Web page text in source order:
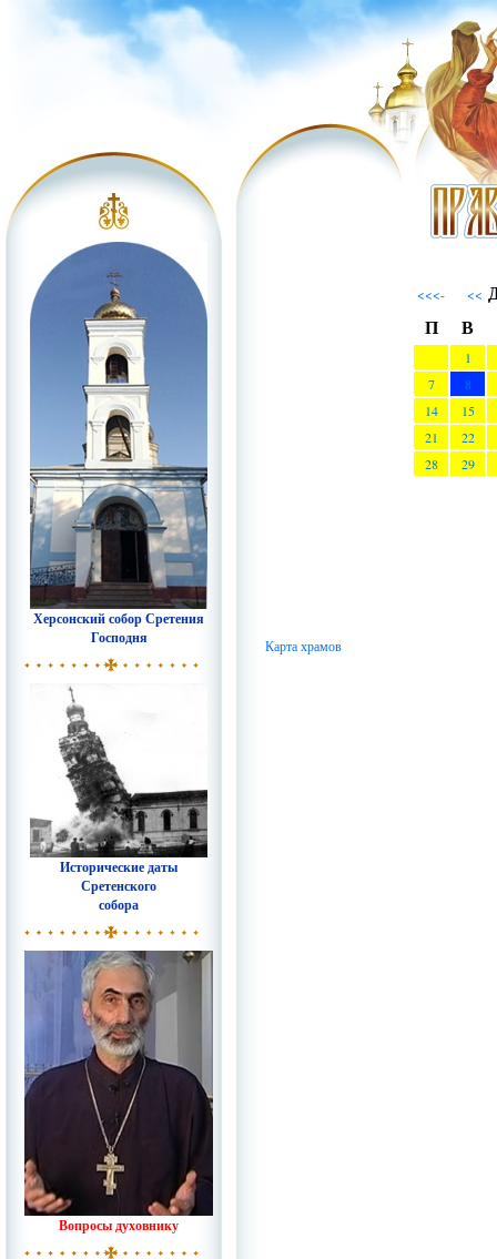
Херсонский собор Сретения
Господня
Исторические даты
Сретенского
собора
Вопросы духовнику
<<<- <<
П
В
1
7
8
14
15
21
22
28
29
Карта храмов